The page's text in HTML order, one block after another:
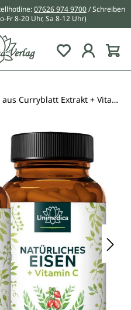
07626 974 9700/ Schreiben
Fr 8-20 Uhr, Sa 8-12 Uhr)
Du hast 0
2er-Sparset: Natürliches Eisen aus Curryblatt Extrakt + Vitamin C aus Hagebutten Extrakt - 28 mg Eisen + 160 mg Vitamin C pro Tagesdosis (2 Kapseln) - 2 x 180 Kapseln